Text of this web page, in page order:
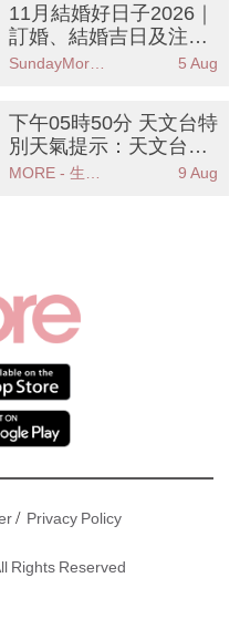
11月結婚好日子2026｜
訂婚、結婚吉日及注意
事項
5 Aug
下午05時50分 天文台特
別天氣提示：天文台預
警極端酷熱天氣部分地
MORE - 生活品味 9 Aug
/ Privacy Policy
Rights Reserved